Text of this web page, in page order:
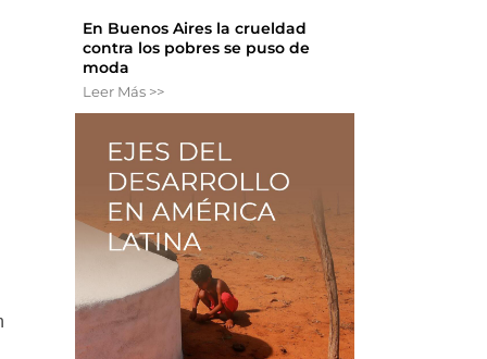
En Buenos Aires la crueldad
contra los pobres se puso de
moda
Leer Más >>